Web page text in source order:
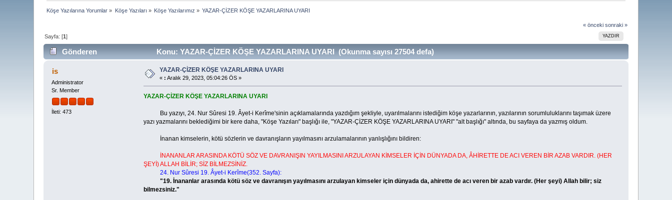
Köşe Yazılarına Yorumlar » Köşe Yazıları » Köşe Yazılarımız » YAZAR-ÇİZER KÖŞE YAZARLARINA UYARI
« önceki sonraki »
YAZDIR
Sayfa: [1]
Gönderen Konu: YAZAR-ÇİZER KÖŞE YAZARLARINA UYARI (Okunma sayısı 27504 defa)
is
Administrator
Sr. Member
İleti: 473
YAZAR-ÇİZER KÖŞE YAZARLARINA UYARI
« : Aralık 29, 2023, 05:04:26 ÖS »
YAZAR-ÇİZER KÖŞE YAZARLARINA UYARI
Bu yazıyı, 24. Nur Sûresi 19. Âyet-i Kerîme'sinin açıklamalarında yazdığım şekliyle, uyarılmalarını istediğim köşe yazarlarının, yazılarının sorumluluklarını taşımak üzere
yazı yazmalarını beklediğimi bir kere daha, "Köşe Yazıları" başlığı ile, "YAZAR-ÇİZER KÖŞE YAZARLARINA UYARI" "alt başlığı" altında, bu sayfaya da yazmış oldum.
İnanan kimselerin, kötü sözlerin ve davranışların yayılmasını arzulamalarının yanlışlığını bildiren:
İNANANLAR ARASINDA KÖTÜ SÖZ VE DAVRANIŞIN YAYILMASINI ARZULAYAN KİMSELER İÇİN DÜNYADA DA, ÂHİRETTE DE ACI VEREN BİR AZAB VARDIR. (HER
ŞEYİ) ALLAH BİLİR; SİZ BİLMEZSİNİZ.
24. Nur Sûresi 19. Âyet-i Kerîme(352. Sayfa):
"19. İnananlar arasında kötü söz ve davranışın yayılmasını arzulayan kimseler için dünyada da, ahirette de acı veren bir azab vardır. (Her şeyi) Allah bilir; siz
bilmezsiniz."